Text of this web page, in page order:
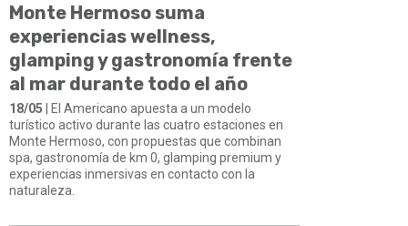
Monte Hermoso suma
experiencias wellness,
glamping y gastronomía frente
al mar durante todo el año
18/05 | El Americano apuesta a un modelo
turístico activo durante las cuatro estaciones en
Monte Hermoso, con propuestas que combinan
spa, gastronomía de km 0, glamping premium y
experiencias inmersivas en contacto con la
naturaleza.